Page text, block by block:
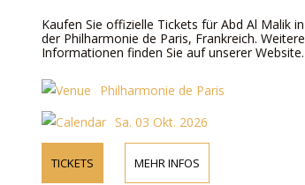
Kaufen Sie offizielle Tickets für Abd Al Malik in
der Philharmonie de Paris, Frankreich. Weitere
Informationen finden Sie auf unserer Website.
Philharmonie de Paris
Sa. 03 Okt. 2026
TICKETS MEHR INFOS